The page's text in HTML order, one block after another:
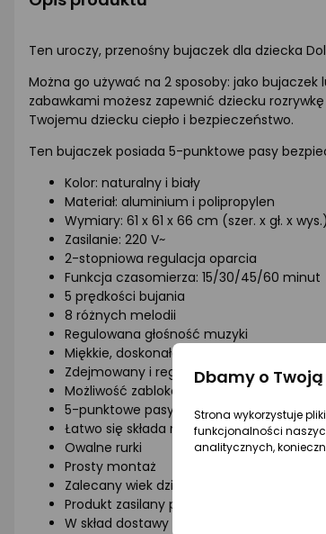
Ten uroczy, przenośny bujaczek dla dziecka
Można go używać na 2 sposoby: jako
zabawkami możesz zapewnić dziecku
Twojemu dziecku ciepło i bezpieczeństwo.
Ten bujaczek posiada 5-punktowe pasy
Kolor: naturalny i biały
Materiał: aluminium i polipropylen
Wymiary: 61 x 61 x 66 cm (szer. x gł. x wys.)
Zasilanie: 220 V~
2-stopniowa regulacja oparcia
Funkcja czasomierza: 15/30/45/60 minut
5 prędkości bujania
8 różnych melodii
Regulowana głośność muzyki
Miękkie, doskonałej jakości tkaniny z
Zdejmowany i regulowany pałąk z 2
Możliwość zablokowania bujania
5-punktowe pasy bezpieczeństwa
Łatwo się składa na czas
Owalne rurki
Prosty montaż
Zalecany wiek dziecka: do 9 miesięcy
Produkt zasilany przez dołączony
W skład dostawy wchodzi 1 zasilacz 6 V
Dbamy o
Strona wykorzystuje
funkcjonalności
analitycznych,